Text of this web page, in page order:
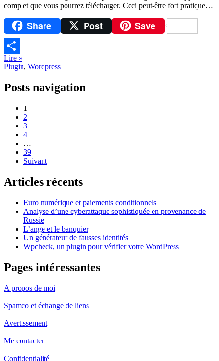
complet que vous pourrez télécharger. Ceci peut-être fort pratique…
Share Post Save
Partager
Lire »
Plugin, Wordpress
Posts navigation
1
2
3
4
…
39
Suivant
Articles récents
Euro numérique et paiements conditionnels
Analyse d’une cyberattaque sophistiquée en provenance de
Russie
L’ange et le banquier
Un générateur de fausses identités
Wpcheck, un plugin pour vérifier votre WordPress
Pages intéressantes
A propos de moi
Spamco et échange de liens
Avertissement
Me contacter
Confidentialité